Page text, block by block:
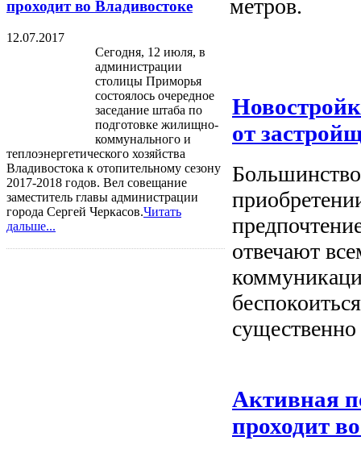
проходит во Владивостоке
12.07.2017
Сегодня, 12 июля, в
администрации
столицы Приморья
состоялось очередное
заседание штаба по
подготовке жилищно-
коммунального и
теплоэнергетического хозяйства
Владивостока к отопительному сезону
2017-2018 годов. Вел совещание
заместитель главы администрации
города Сергей Черкасов.Читать
дальше...
метров.
от
отвечают
Активная
проходит